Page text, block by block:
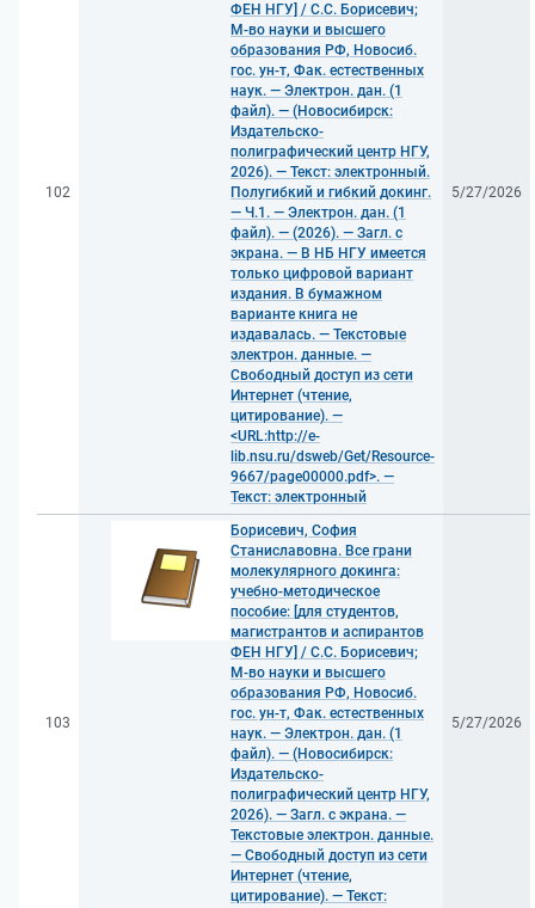
102
ФЕН НГУ] / С.С. Борисевич;
М-во науки и высшего
образования РФ, Новосиб.
гос. ун-т, Фак. естественных
наук. — Электрон. дан. (1
файл). — (Новосибирск:
Издательско-
полиграфический центр НГУ,
2026). — Текст: электронный.
Полугибкий и гибкий докинг.
— Ч.1. — Электрон. дан. (1
файл). — (2026). — Загл. с
экрана. — В НБ НГУ имеется
только цифровой вариант
издания. В бумажном
варианте книга не
издавалась. — Текстовые
электрон. данные. —
Свободный доступ из сети
Интернет (чтение,
цитирование). —
<URL:http://e-
lib.nsu.ru/dsweb/Get/Resource-
9667/page00000.pdf>. —
Текст: электронный
5/27/2026
103
Борисевич, София
Станиславовна. Все грани
молекулярного докинга:
учебно-методическое
пособие: [для студентов,
магистрантов и аспирантов
ФЕН НГУ] / С.С. Борисевич;
М-во науки и высшего
образования РФ, Новосиб.
гос. ун-т, Фак. естественных
наук. — Электрон. дан. (1
файл). — (Новосибирск:
Издательско-
полиграфический центр НГУ,
2026). — Загл. с экрана. —
Текстовые электрон. данные.
— Свободный доступ из сети
Интернет (чтение,
цитирование). — Текст:
5/27/2026